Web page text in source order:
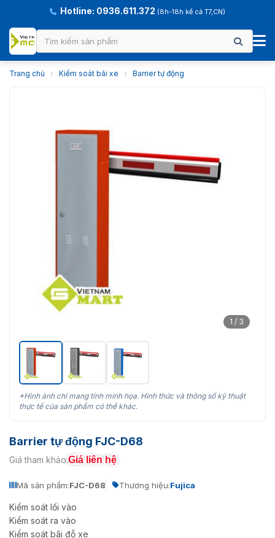
Hotline: 0936.611.372 (8h-18h kể cả T7,CN)
Trang chủ › Kiểm soát bãi xe › Barrier tự động
1 / 3
*Hình ảnh chỉ mang tính minh họa. Hình thức và thông số kỹ thuật
thực tế của sản phẩm có thể khác.
Barrier tự động FJC-D68
Giá tham khảo:Giá liên hệ
Mã sản phẩm:FJC-D68 Thương hiệu:Fujica
Kiểm soát lối vào
Kiểm soát ra vào
Kiểm soát bãi đỗ xe